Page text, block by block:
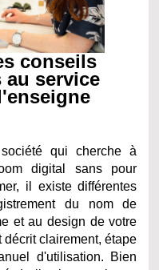
conseils
service
qui cherche à
digital sans pour
il existe différentes
du nom de
et au design de votre
décrit clairement, étape
d'utilisation. Bien